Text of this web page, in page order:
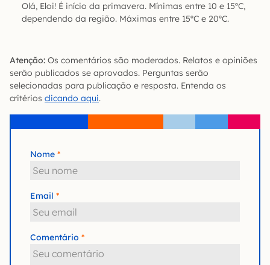
Olá, Eloi! É início da primavera. Mínimas entre 10 e 15ºC,
dependendo da região. Máximas entre 15ºC e 20ºC.
Atenção: Os comentários são moderados. Relatos e opiniões
serão publicados se aprovados. Perguntas serão
selecionadas para publicação e resposta. Entenda os
critérios clicando aqui.
Nome
Email
Comentário